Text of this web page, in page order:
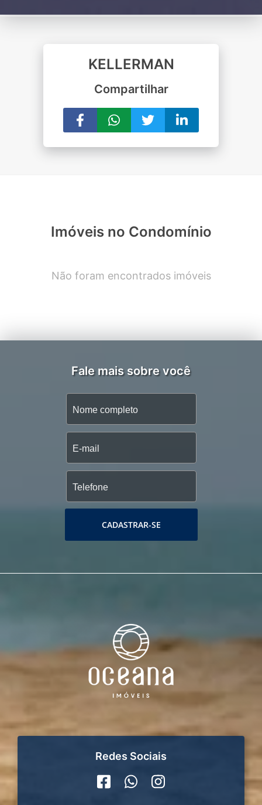
KELLERMAN
Compartilhar
Imóveis no Condomínio
Não foram encontrados imóveis
Fale mais sobre você
CADASTRAR-SE
Redes Sociais